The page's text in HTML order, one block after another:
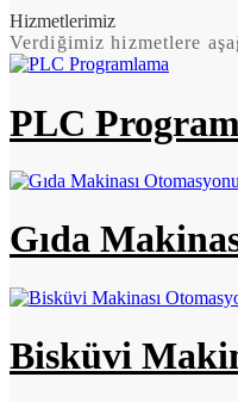
Hizmetlerimiz
Verdiğimiz hizmetlere
PLC
Gıda
Bisküvi